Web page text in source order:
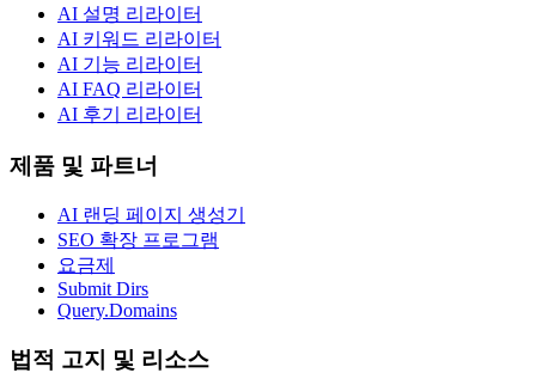
AI 설명 리라이터
AI 키워드 리라이터
AI 기능 리라이터
AI FAQ 리라이터
AI 후기 리라이터
제품 및 파트너
AI 랜딩 페이지 생성기
SEO 확장 프로그램
요금제
Submit Dirs
Query.Domains
법적 고지 및 리소스